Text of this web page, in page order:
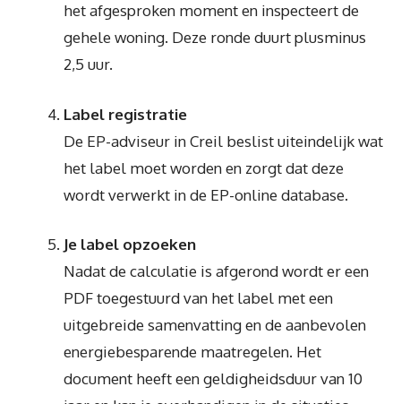
het afgesproken moment en inspecteert de
gehele woning. Deze ronde duurt plusminus
2,5 uur.
Label registratie
De EP-adviseur in Creil beslist uiteindelijk wat
het label moet worden en zorgt dat deze
wordt verwerkt in de EP-online database.
Je label opzoeken
Nadat de calculatie is afgerond wordt er een
PDF toegestuurd van het label met een
uitgebreide samenvatting en de aanbevolen
energiebesparende maatregelen. Het
document heeft een geldigheidsduur van 10